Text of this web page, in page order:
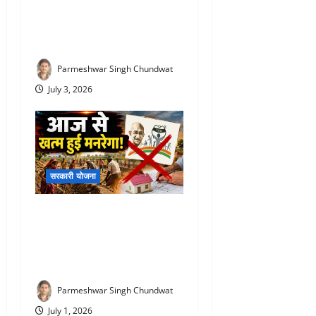
Parmeshwar Singh Chundwat
July 3, 2026
सरकारी योजना
Parmeshwar Singh Chundwat
July 1, 2026